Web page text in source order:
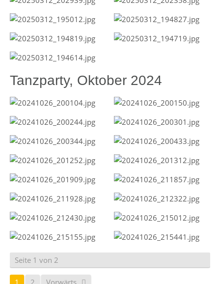
Tanzparty, Oktober 2024
Seite 1 von 2